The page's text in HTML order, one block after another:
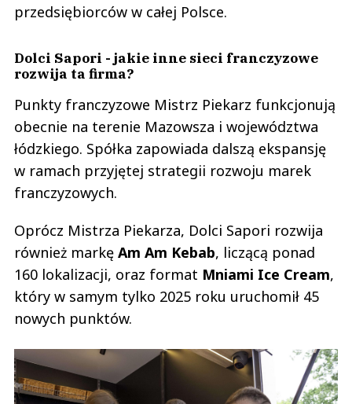
przedsiębiorców w całej Polsce.
Dolci Sapori - jakie inne sieci franczyzowe
rozwija ta firma?
Punkty franczyzowe Mistrz Piekarz funkcjonują
obecnie na terenie Mazowsza i województwa
łódzkiego. Spółka zapowiada dalszą ekspansję
w ramach przyjętej strategii rozwoju marek
franczyzowych.
Oprócz Mistrza Piekarza, Dolci Sapori rozwija
również markę Am Am Kebab, liczącą ponad
160 lokalizacji, oraz format Mniami Ice Cream,
który w samym tylko 2025 roku uruchomił 45
nowych punktów.